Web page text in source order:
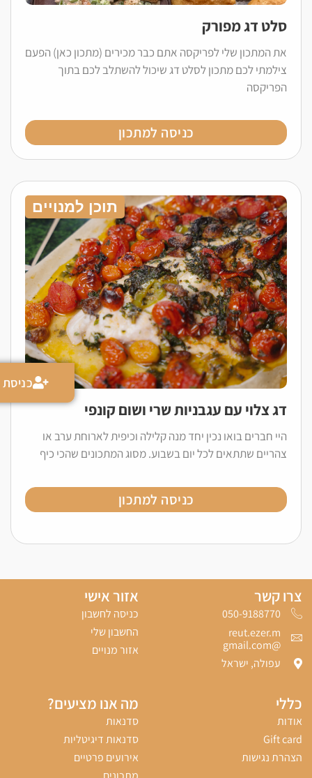
סלט דג מפורק
את המתכון שלי לפריקסה אתם כבר מכירים (מתכון כאן) הפעם
צילמתי לכם מתכון לסלט דג שיכול להשתלב לכם בתוך
הפריקסה
כניסה למתכון
תוכן למנויים
דג צלוי עם עגבניות שרי ושום קונפי
היי חברים בואו נכין יחד מנה קלילה וכיפית לארוחת ערב או
צהריים שתתאים לכל יום בשבוע. מסוג המתכונים שהכי כיף
כניסה למתכון
צרו קשר
050-9188770‬
reut.ezer.m
@gmail.com
עפולה, ישראל
אזור אישי
כניסה לחשבון
החשבון שלי
אזור מנויים
כללי
אודות
Gift card
הצהרת נגישות
מה אנו מציעים?
סדנאות
סדנאות דיגיטליות
אירועים פרטיים
כניסת